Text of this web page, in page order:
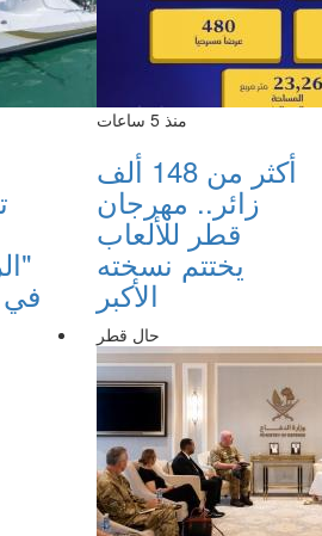
في
منذ 5 ساعات
أكثر من 148 ألف
زائر.. مهرجان
قطر للألعاب
يختتم نسخته
الأكبر
حال قطر